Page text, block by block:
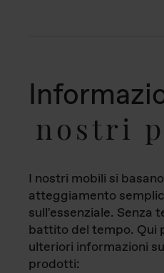
nostri
I nostri mobili si
atteggiamento
sull'essenziale. Senza
battito del tempo. Qui
ulteriori informazioni
prodotti: